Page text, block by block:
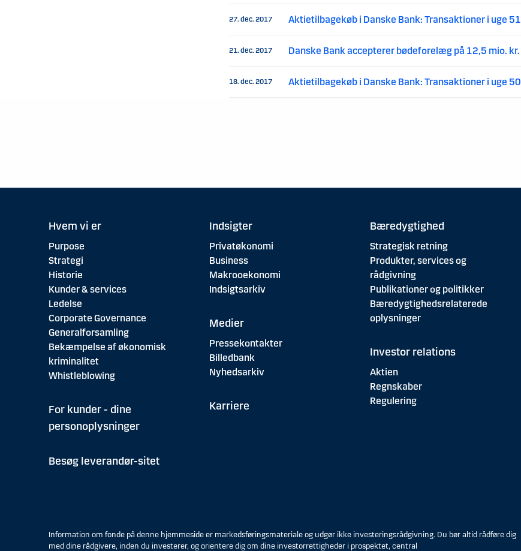
27. dec. 2017 Aktietilbagekøb i Danske Bank: Transaktioner i uge 51
21. dec. 2017 Danske Bank accepterer bødeforelæg på 12,5 mio. kr.
18. dec. 2017 Aktietilbagekøb i Danske Bank: Transaktioner i uge 50
Hvem vi er
Purpose
Strategi
Historie
Kunder & services
Ledelse
Corporate Governance
Generalforsamling
Bekæmpelse af økonomisk
kriminalitet
Whistleblowing
For kunder - dine
personoplysninger
Besøg leverandør-sitet
Indsigter
Privatøkonomi
Business
Makrooekonomi
Indsigtsarkiv
Medier
Pressekontakter
Billedbank
Nyhedsarkiv
Karriere
Bæredygtighed
Strategisk retning
Produkter, services og
rådgivning
Publikationer og politikker
Bæredygtighedsrelaterede
oplysninger
Investor relations
Aktien
Regnskaber
Regulering
Information om fonde på denne hjemmeside er markedsføringsmateriale og udgør ikke investeringsrådgivning. Du bør altid rådføre dig
med dine rådgivere, inden du investerer, og orientere dig om dine investorrettigheder i prospektet, central